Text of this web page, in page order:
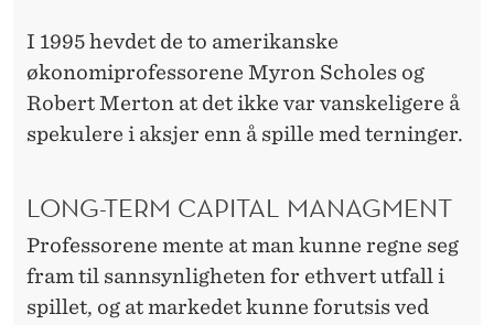
I 1995 hevdet de to amerikanske
økonomiprofessorene Myron Scholes og
Robert Merton at det ikke var vanskeligere å
spekulere i aksjer enn å spille med terninger.
LONG-TERM CAPITAL MANAGMENT
Professorene mente at man kunne regne seg
fram til sannsynligheten for ethvert utfall i
spillet, og at markedet kunne forutsis ved